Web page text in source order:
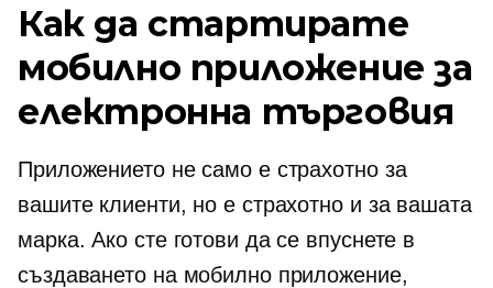
Как да стартирате
мобилно приложение за
електронна търговия
Приложението не само е страхотно за
вашите клиенти, но е страхотно и за вашата
марка. Ако сте готови да се впуснете в
създаването на мобилно приложение,